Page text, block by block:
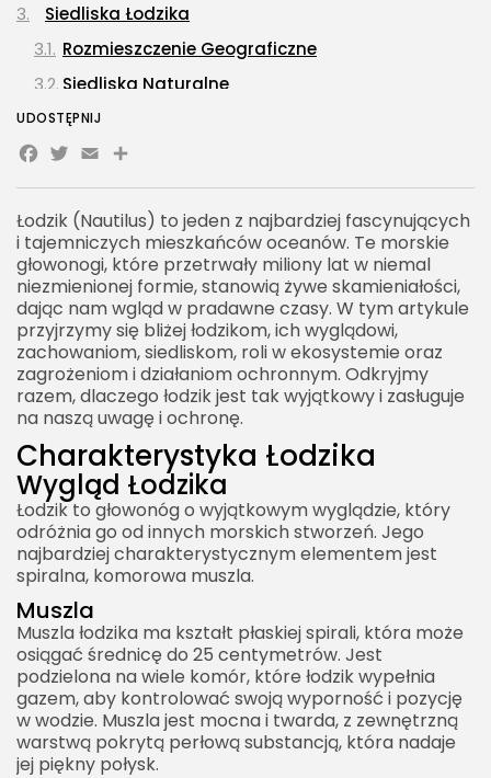
Łodzik (Nautilus) to jeden z najbardziej fascynujących
i tajemniczych mieszkańców oceanów. Te morskie
głowonogi, które przetrwały miliony lat w niemal
niezmienionej formie, stanowią żywe skamieniałości,
dając nam wgląd w pradawne czasy. W tym artykule
przyjrzymy się bliżej łodzikom, ich wyglądowi,
zachowaniom, siedliskom, roli w ekosystemie oraz
zagrożeniom i działaniom ochronnym. Odkryjmy
razem, dlaczego łodzik jest tak wyjątkowy i zasługuje
na naszą uwagę i ochronę.
Charakterystyka Łodzika
Wygląd Łodzika
Łodzik to głowonóg o wyjątkowym wyglądzie, który
odróżnia go od innych morskich stworzeń. Jego
najbardziej charakterystycznym elementem jest
spiralna, komorowa muszla.
Muszla
Muszla łodzika ma kształt płaskiej spirali, która może
osiągać średnicę do 25 centymetrów. Jest
podzielona na wiele komór, które łodzik wypełnia
gazem, aby kontrolować swoją wyporność i pozycję
w wodzie. Muszla jest mocna i twarda, z zewnętrzną
warstwą pokrytą perłową substancją, która nadaje
jej piękny połysk.
Siedliska Łodzika
Rozmieszczenie Geograficzne
Siedliska Naturalne
Adaptacje do Środowiska
Rola Łodzika w Ekosystemie
Inżynierowie Ekosystemu
Wpływ na Bioróżnorodność
Zagrożenia i Ochrona Łodzika
Zagrożenia
Zanieczyszczenie Środowiska
Nadmierne Połowy
Zmiany Klimatyczne
Działania Ochronne
Ochrona Siedlisk
Regulacje Połowów
Edukacja i Świadomość Społeczna
Łodzik w Kulturze i Nauce
Symbolika i Popularność
Badania Naukowe
Żywa Skamieniałość
Ciekawostki o Łodziku
1. Żywa Skamieniałość
UDOSTĘPNIJ
Facebook
Twitter
EmailShare